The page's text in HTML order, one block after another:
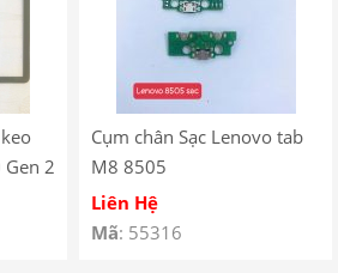
Gen 2
Cụm chân Sạc Lenovo tab
M8 8505
Liên Hệ
Mã: 55316